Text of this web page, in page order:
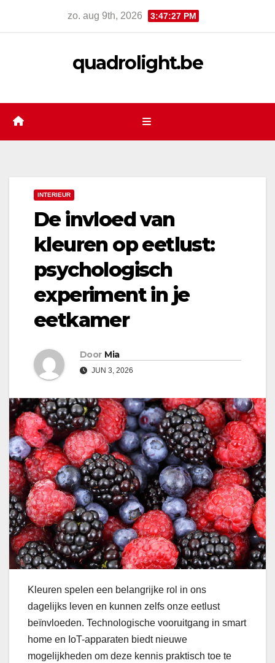
zo. aug 9th, 2026 3:47:28 PM
quadrolight.be
INTERIEUR
De invloed van
kleuren op eetlust:
psychologisch
experiment in je
eetkamer
Door Mia
JUN 3, 2026
Kleuren spelen een belangrijke rol in ons
dagelijks leven en kunnen zelfs onze eetlust
beïnvloeden. Technologische vooruitgang in smart
home en IoT-apparaten biedt nieuwe
mogelijkheden om deze kennis praktisch toe te